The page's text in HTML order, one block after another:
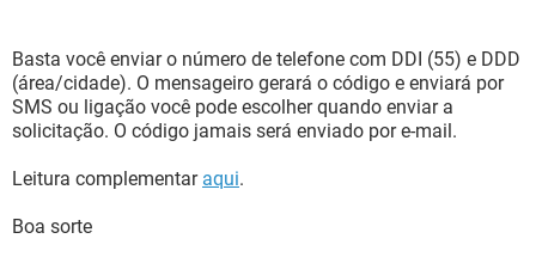
Basta você enviar o número de telefone com DDI (55) e DDD
(área/cidade). O mensageiro gerará o código e enviará por
SMS ou ligação você pode escolher quando enviar a
solicitação. O código jamais será enviado por e-mail.
Leitura complementar aqui.
Boa sorte